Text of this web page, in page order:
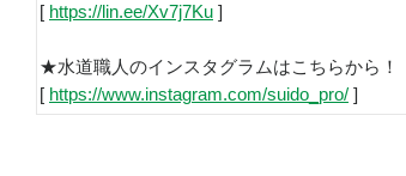
[ https://lin.ee/Xv7j7Ku ]
★水道職人のインスタグラムはこちらから！
[ https://www.instagram.com/suido_pro/ ]